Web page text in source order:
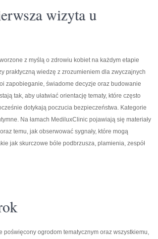
wizyta u
z myślą o zdrowiu kobiet na każdym etapie
praktyczną wiedzę z zrozumieniem dla zwyczajnych
zapobieganie, świadome decyzje oraz budowanie
tak, aby ułatwiać orientację tematy, które często
dotykają poczucia bezpieczeństwa. Kategorie
Na łamach MediluxClinic pojawiają się materiały
temu, jak obserwować sygnały, które mogą
jak skurczowe bóle podbrzusza, plamienia, zespół
ogrodom tematycznym oraz wszystkiemu,